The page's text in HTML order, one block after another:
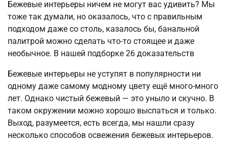
Бежевые интерьеры ничем не могут вас удивить? Мы
тоже так думали, но оказалось, что с правильным
подходом даже со столь, казалось бы, банальной
палитрой можно сделать что-то стоящее и даже
необычное. В нашей подборке 26 доказательств
Бежевые интерьеры не уступят в популярности ни
одному даже самому модному цвету ещё много-много
лет. Однако чистый бежевый — это уныло и скучно. В
таком окружении можно хорошо выспаться и только.
Выход, разумеется, есть всегда, мы нашли сразу
несколько способов освежения бежевых интерьеров.